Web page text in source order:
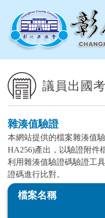
議員出國
雜湊值驗證
本網站提供的檔案雜湊值
HA256)產出，以驗證附件
利用雜湊值驗證碼驗證工
證碼進行比對。
檔案名稱